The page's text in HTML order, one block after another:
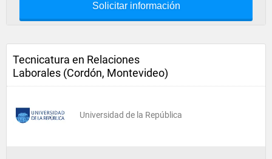
Solicitar información
Tecnicatura en Relaciones
Laborales (Cordón, Montevideo)
Universidad de la República